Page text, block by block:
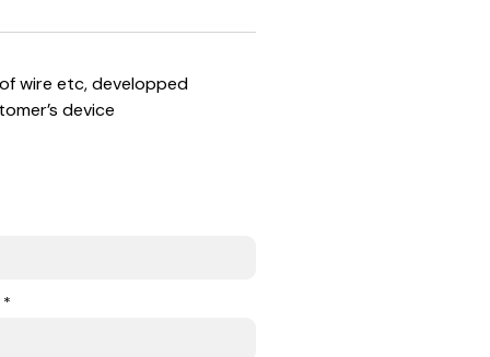
wire etc, developped
device
*